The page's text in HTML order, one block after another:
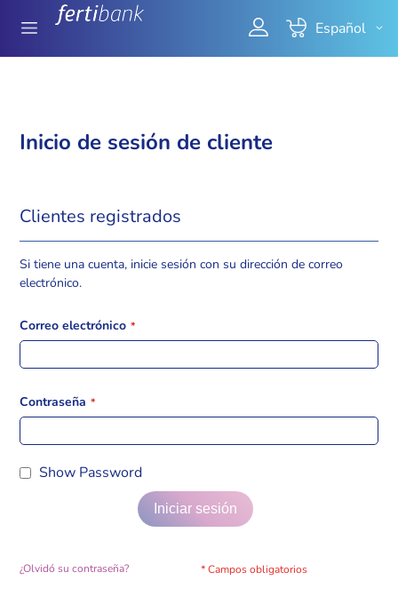
Mi cesta
al
contenido
Seleccionar
Español
Inicio de sesión de cliente
Clientes registrados
Si tiene una cuenta, inicie sesión con su dirección de correo
electrónico.
Correo electrónico
Contraseña
Show Password
Iniciar sesión
¿Olvidó su contraseña?